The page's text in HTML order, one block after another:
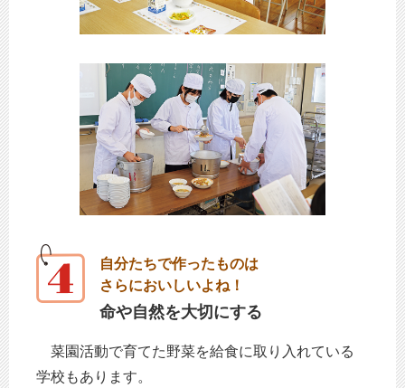
自分たちで作ったものは
さらにおいしいよね！
命や自然を大切にする
菜園活動で育てた野菜を給食に取り入れている
学校もあります。